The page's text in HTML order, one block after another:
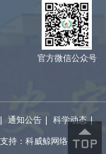
官方微信公众号
通知公告 科学动态
持：科威鲸网络